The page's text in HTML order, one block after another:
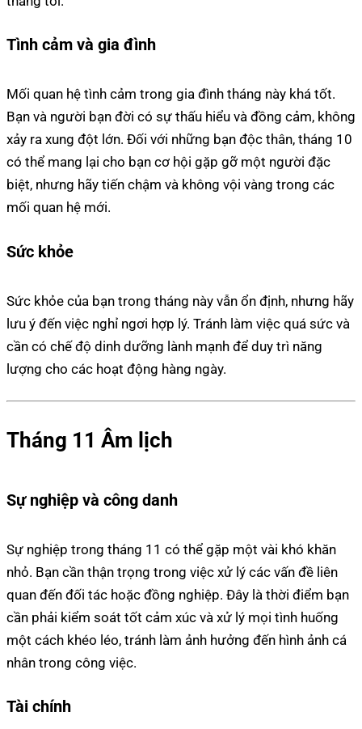
Tình cảm và gia đình
Mối quan hệ tình cảm trong gia đình tháng này khá tốt.
Bạn và người bạn đời có sự thấu hiểu và đồng cảm, không
xảy ra xung đột lớn. Đối với những bạn độc thân, tháng 10
có thể mang lại cho bạn cơ hội gặp gỡ một người đặc
biệt, nhưng hãy tiến chậm và không vội vàng trong các
mối quan hệ mới.
Sức khỏe
Sức khỏe của bạn trong tháng này vẫn ổn định, nhưng hãy
lưu ý đến việc nghỉ ngơi hợp lý. Tránh làm việc quá sức và
cần có chế độ dinh dưỡng lành mạnh để duy trì năng
lượng cho các hoạt động hàng ngày.
Tháng 11 Âm lịch
Sự nghiệp và công danh
Sự nghiệp trong tháng 11 có thể gặp một vài khó khăn
nhỏ. Bạn cần thận trọng trong việc xử lý các vấn đề liên
quan đến đối tác hoặc đồng nghiệp. Đây là thời điểm bạn
cần phải kiểm soát tốt cảm xúc và xử lý mọi tình huống
một cách khéo léo, tránh làm ảnh hưởng đến hình ảnh cá
nhân trong công việc.
Tài chính